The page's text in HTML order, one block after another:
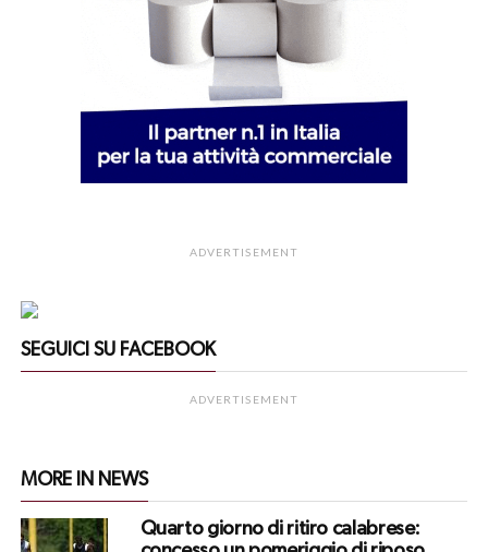
ADVERTISEMENT
SEGUICI SU FACEBOOK
ADVERTISEMENT
MORE IN NEWS
Quarto giorno di ritiro calabrese: